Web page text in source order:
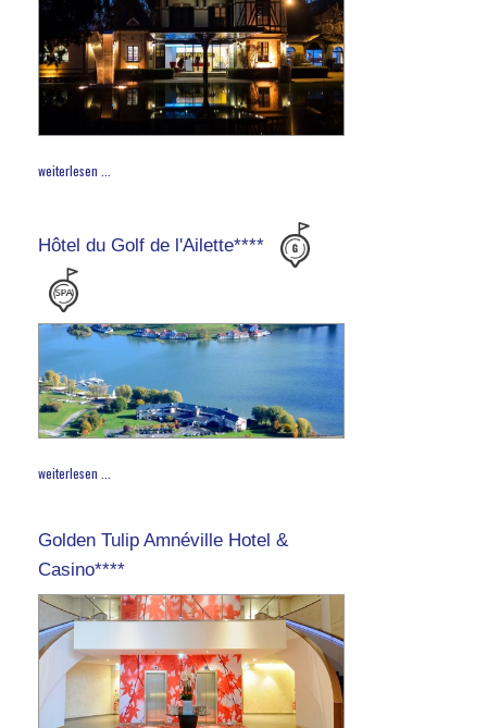
weiterlesen ...
Hôtel du Golf de l'Ailette****
weiterlesen ...
Golden Tulip Amnéville Hotel &
Casino****